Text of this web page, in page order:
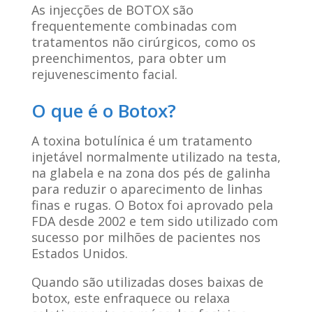
As injecções de BOTOX são
frequentemente combinadas com
tratamentos não cirúrgicos, como os
preenchimentos, para obter um
rejuvenescimento facial.
O que é o Botox?
A toxina botulínica é um tratamento
injetável normalmente utilizado na testa,
na glabela e na zona dos pés de galinha
para reduzir o aparecimento de linhas
finas e rugas. O Botox foi aprovado pela
FDA desde 2002 e tem sido utilizado com
sucesso por milhões de pacientes nos
Estados Unidos.
Quando são utilizadas doses baixas de
botox, este enfraquece ou relaxa